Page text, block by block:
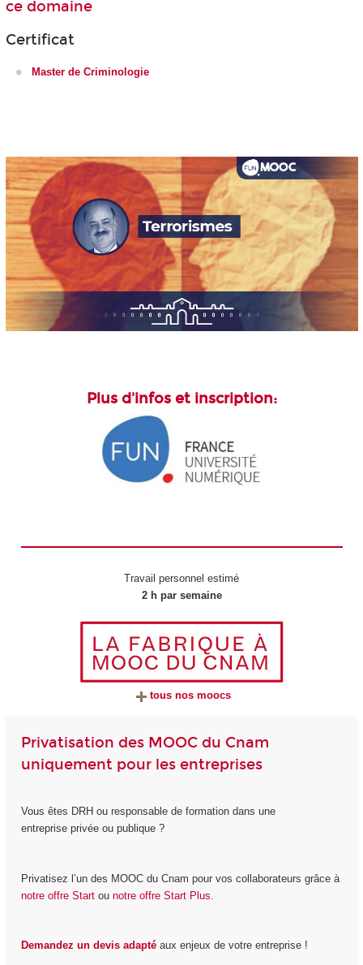
ce domaine
Certificat
Master de Criminologie
Plus d'infos et inscription:
Travail personnel estimé
2 h par semaine
tous nos moocs
Privatisation des MOOC du Cnam
uniquement pour les entreprises
Vous êtes DRH ou responsable de formation dans une
entreprise privée ou publique ?
Privatisez l’un des MOOC du Cnam pour vos collaborateurs grâce à
notre offre Startou notre offre Start Plus.
Demandez un devis adaptéaux enjeux de votre entreprise !